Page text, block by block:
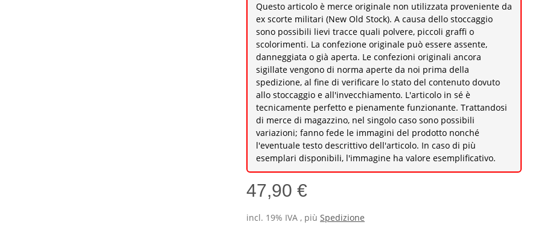
Questo articolo è merce originale non utilizzata proveniente da
ex scorte militari (New Old Stock). A causa dello stoccaggio
sono possibili lievi tracce quali polvere, piccoli graffi o
scolorimenti. La confezione originale può essere assente,
danneggiata o già aperta. Le confezioni originali ancora
sigillate vengono di norma aperte da noi prima della
spedizione, al fine di verificare lo stato del contenuto dovuto
allo stoccaggio e all'invecchiamento. L'articolo in sé è
tecnicamente perfetto e pienamente funzionante. Trattandosi
di merce di magazzino, nel singolo caso sono possibili
variazioni; fanno fede le immagini del prodotto nonché
l'eventuale testo descrittivo dell'articolo. In caso di più
esemplari disponibili, l'immagine ha valore esemplificativo.
47,90 €
incl. 19% IVA , più Spedizione